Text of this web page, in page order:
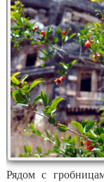
Рядом с